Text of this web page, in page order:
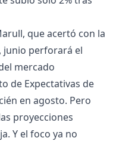
que acertó con la
junio perforará el
mercado
de Expectativas de
en agosto. Pero
proyecciones
Y el foco ya no